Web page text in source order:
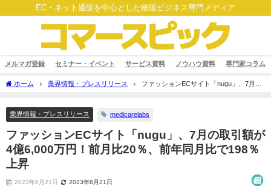
EC・ネット通販を中心とした物販ビジネス専門メディア
メルマガ登録 セミナー・イベント サービス資料 ノウハウ資料 専門家コラム
ホーム 業界情報・プレスリリース
ファッションECサイト「nugu」、7月の
業界情報・プレスリリース medicarelabs
ファッションECサイト「nugu」、7月の取引額が
4億6,000万円！前月比20％、前年同月比で198％
上昇
2023年8月21日 2023年8月21日